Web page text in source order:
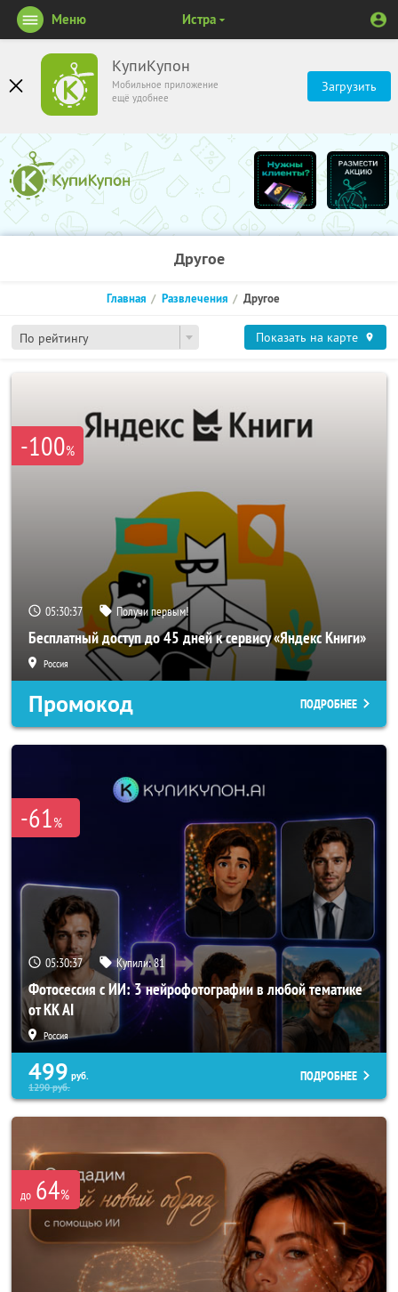
КупиКупон
Мобильное приложение
ещё удобнее
Загрузить
Меню Истра
Другое
По рейтингу
Главная Развлечения Другое
Показать на карте
-100%
05:30:37 Получи первым!
Бесплатный доступ до 45 дней к сервису «Яндекс Книги»
Россия
Промокод ПОДРОБНЕЕ
-61%
05:30:37 Купили:81
Фотосессия с ИИ: 3 нейрофотографии в любой тематике
от KK AI
Россия
499 руб.
1290руб.
ПОДРОБНЕЕ
до 64%